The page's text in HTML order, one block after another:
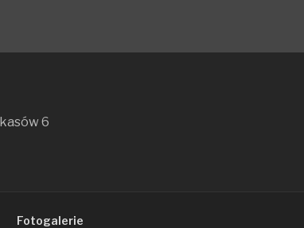
6
Fotogalerie